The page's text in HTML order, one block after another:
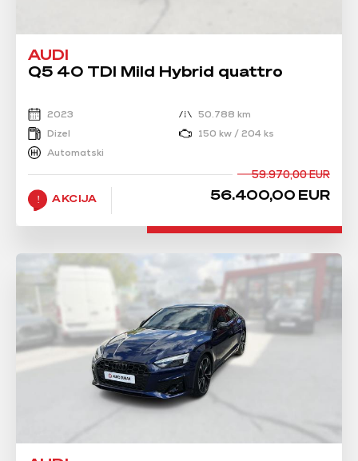
AUDI
Q5 40 TDI Mild Hybrid quattro
2023
50.788 km
Dizel
150 kw / 204 ks
Automatski
AKCIJA
59.970,00 EUR
56.400,00 EUR